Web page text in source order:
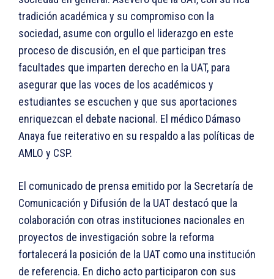
tradición académica y su compromiso con la
sociedad, asume con orgullo el liderazgo en este
proceso de discusión, en el que participan tres
facultades que imparten derecho en la UAT, para
asegurar que las voces de los académicos y
estudiantes se escuchen y que sus aportaciones
enriquezcan el debate nacional. El médico Dámaso
Anaya fue reiterativo en su respaldo a las políticas de
AMLO y CSP.
El comunicado de prensa emitido por la Secretaría de
Comunicación y Difusión de la UAT destacó que la
colaboración con otras instituciones nacionales en
proyectos de investigación sobre la reforma
fortalecerá la posición de la UAT como una institución
de referencia. En dicho acto participaron con sus